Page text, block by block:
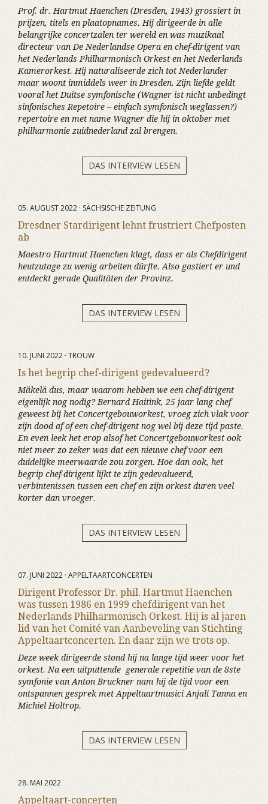
Prof. dr. Hartmut Haenchen (Dresden, 1943) grossiert in
prijzen, titels en plaatopnames. Hij dirigeerde in alle
belangrijke concertzalen ter wereld en was muzikaal
directeur van De Nederlandse Opera en chef-dirigent van
het Nederlands Philharmonisch Orkest en het Nederlands
Kamerorkest. Hij naturaliseerde zich tot Nederlander
maar woont inmiddels weer in Dresden. Zijn liefde geldt
vooral het Duitse symfonische (Wagner ist nicht unbedingt
sinfonisches Repetoire – einfach symfonisch weglassen?)
repertoire en met name Wagner die hij in oktober met
philharmonie zuidnederland zal brengen.
DAS INTERVIEW LESEN
05. AUGUST 2022 · SÄCHSISCHE ZEITUNG
Dresdner Stardirigent lehnt frustriert Chefposten
ab
Maestro Hartmut Haenchen klagt, dass er als Chefdirigent
heutzutage zu wenig arbeiten dürfte. Also gastiert er und
entdeckt gerade Qualitäten der Provinz.
DAS INTERVIEW LESEN
10. JUNI 2022 · TROUW
Is het begrip chef-dirigent gedevalueerd?
Mäkelä dus, maar waarom hebben we een chef-dirigent
eigenlijk nog nodig? Bernard Haitink, 25 jaar lang chef
geweest bij het Concertgebouworkest, vroeg zich vlak voor
zijn dood af of een chef-dirigent nog wel bij deze tijd paste.
En even leek het erop alsof het Concertgebouworkest ook
niet meer zo zeker was dat een nieuwe chef voor een
duidelijke meerwaarde zou zorgen. Hoe dan ook, het
begrip chef-dirigent lijkt te zijn gedevalueerd,
verbintenissen tussen een chef en zijn orkest duren veel
korter dan vroeger.
DAS INTERVIEW LESEN
07. JUNI 2022 · APPELTAARTCONCERTEN
Dirigent Professor Dr. phil. Hartmut Haenchen
was tussen 1986 en 1999 chefdirigent van het
Nederlands Philharmonisch Orkest. Hij is al jaren
lid van het Comité van Aanbeveling van Stichting
Appeltaartconcerten. En daar zijn we trots op.
Deze week dirigeerde stond hij na lange tijd weer voor het
orkest. Na een uitputtende generale repetitie van de 8ste
symfonie van Anton Bruckner nam hij de tijd voor een
ontspannen gesprek met Appeltaartmusici Anjali Tanna en
Michiel Holtrop.
DAS INTERVIEW LESEN
28. MAI 2022
Appeltaart-concerten